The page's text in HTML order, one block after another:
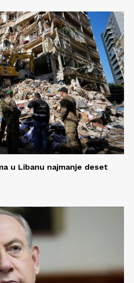
u Libanu najmanje deset